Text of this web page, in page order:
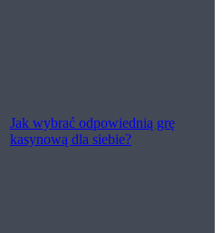
Jak wybrać odpowiednią grę
kasynową dla siebie?